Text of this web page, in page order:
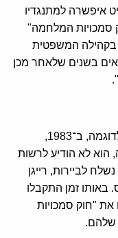
איפשרה למתנגדיו
סמכויות המלחמה"
בקהילה המשפטית
בשנים שלאחר מכן
פעמים רבות יישום החוק היה לא עקבי. לדוגמה, ב־1983,
הוא לא הודיע לרשות
לביירות, רייגן
באותו זמן התקבלו
את "חוק סמכויות
שלהם.